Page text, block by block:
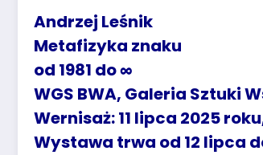
Andrzej Leśnik
Metafizyka znaku
od 1981 do ∞
WGS BWA, Galeria Sztuki
Wernisaż: 11 lipca 2025
Wystawa trwa od 12 lipca